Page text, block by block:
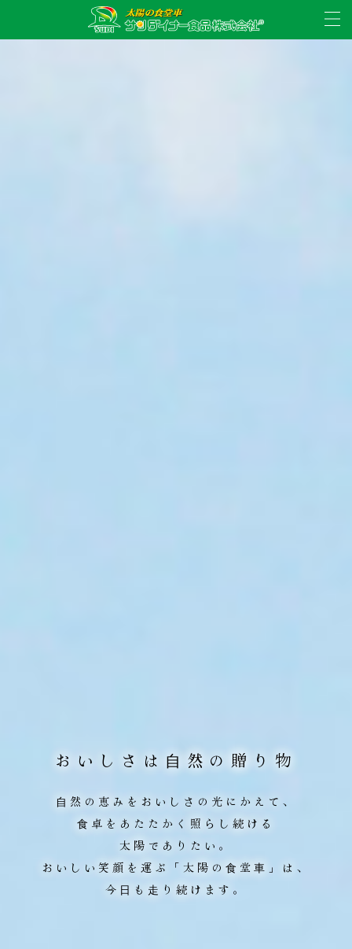
おいしさは⾃然の贈り物
⾃然の恵みをおいしさの光にかえて、
⾷卓をあたたかく照らし続ける
太陽でありたい。
おいしい笑顔を運ぶ「太陽の⾷堂⾞」は、
今⽇も⾛り続けます。